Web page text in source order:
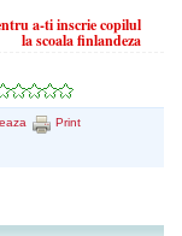
a-ti inscrie copilul
la scoala finlandeza
Print